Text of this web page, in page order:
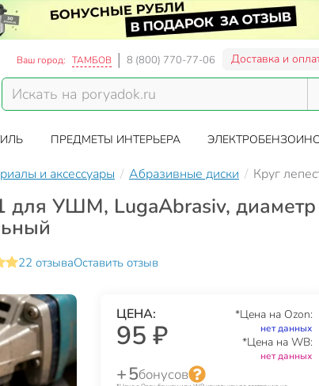
Ваш город: ТАМБОВ 8 (800) 770-77-06 Доставка и
ПРЕДМЕТЫ ИНТЕРЬЕРА
и аксессуары Абразивные диски Круг
для УШМ, LugaAbrasiv,
22 отзываОставить отзыв
ЦЕНА:
95 ₽
*Цена на Ozon:
нет данных
*Цена на WB:
нет данных
+ 5бонусов